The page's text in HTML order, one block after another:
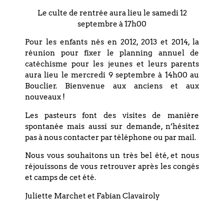
+ Ajouter à mon Agenda Google
+ Exporter vers iCal
Suivant
Le culte de rentrée aura lieu le samedi 12
septembre à 17h00
Pour les enfants nés en 2012, 2013 et 2014, la
réunion pour fixer le planning annuel de
catéchisme pour les jeunes et leurs parents
aura lieu le mercredi 9 septembre à 14h00 au
Bouclier. Bienvenue aux anciens et aux
nouveaux !
Les pasteurs font des visites de manière
spontanée mais aussi sur demande, n’hésitez
pas à nous contacter par téléphone ou par mail.
Nous vous souhaitons un très bel été, et nous
réjouissons de vous retrouver après les congés
et camps de cet été.
Juliette Marchet et Fabian Clavairoly